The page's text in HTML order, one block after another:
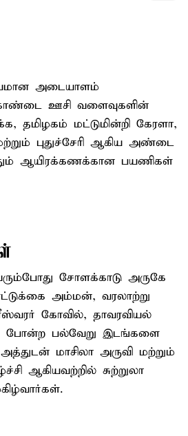
அடையாளம்
ஊசி வளைவுகளின்
தமிழகம் மட்டுமின்றி கேரளா,
புதுச்சேரி ஆகிய அண்டை
ஆயிரக்கணக்கான பயணிகள்
சோளக்காடு அருகே
அம்மன், வரலாற்று
கோவில், தாவரவியல்
போன்ற பல்வேறு இடங்களை
அத்துடன் மாசிலா அருவி மற்றும்
ஆகியவற்றில் சுற்றுலா